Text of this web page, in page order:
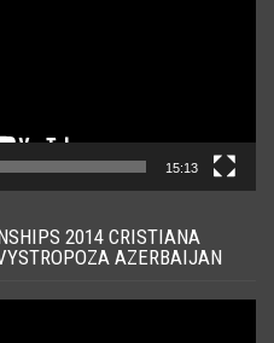
15:13
2014 CRISTIANA
AZERBAIJAN